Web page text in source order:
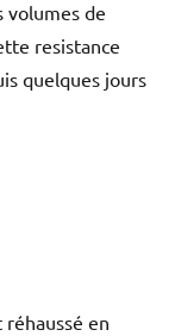
volumes de
resistance
quelques jours
réhaussé en